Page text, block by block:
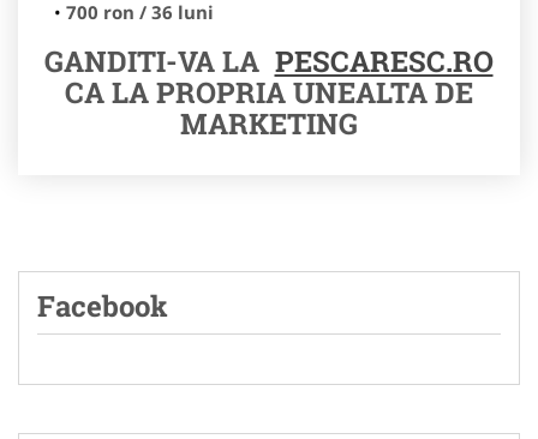
700 ron / 36 luni
GANDITI-VA LA PESCARESC.RO
CA LA PROPRIA UNEALTA DE
MARKETING
Facebook